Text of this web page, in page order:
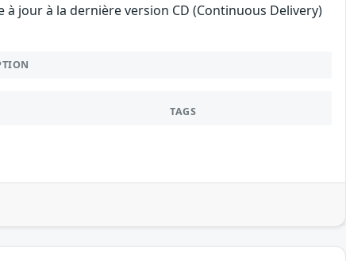
à jour à la dernière version CD (Continuous Delivery)
TAGS